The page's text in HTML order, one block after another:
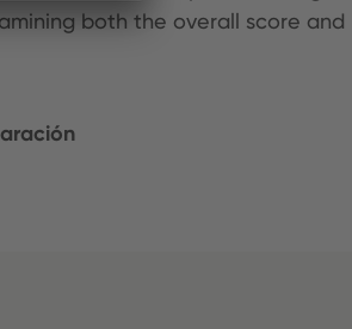
both the overall score and